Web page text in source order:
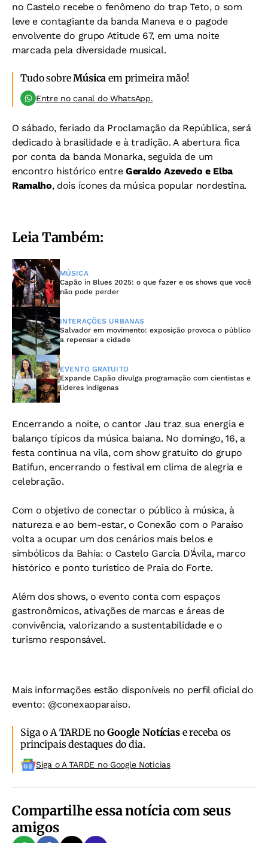
no Castelo recebe o fenômeno do trap Teto, o som
leve e contagiante da banda Maneva e o pagode
envolvente do grupo Atitude 67, em uma noite
marcada pela diversidade musical.
Tudo sobreMúsica em primeira mão!
Entre no canal do WhatsApp.
O sábado, feriado da Proclamação da República, será
dedicado à brasilidade e à tradição. A abertura fica
por conta da banda Monarka, seguida de um
encontro histórico entre Geraldo Azevedo e Elba
Ramalho, dois ícones da música popular nordestina.
Leia Também:
MÚSICA
Capão in Blues 2025: o que fazer e os shows que você
não pode perder
INTERAÇÕES URBANAS
Salvador em movimento: exposição provoca o público
a repensar a cidade
EVENTO GRATUITO
Expande Capão divulga programação com cientistas e
líderes indígenas
Encerrando a noite, o cantor Jau traz sua energia e
balanço típicos da música baiana. No domingo, 16, a
festa continua na vila, com show gratuito do grupo
Batifun, encerrando o festival em clima de alegria e
celebração.
Com o objetivo de conectar o público à música, à
natureza e ao bem-estar, o Conexão com o Paraíso
volta a ocupar um dos cenários mais belos e
simbólicos da Bahia: o Castelo Garcia D’Ávila, marco
histórico e ponto turístico de Praia do Forte.
Além dos shows, o evento conta com espaços
gastronômicos, ativações de marcas e áreas de
convivência, valorizando a sustentabilidade e o
turismo responsável.
Mais informações estão disponíveis no perfil oficial do
evento: @conexaoparaiso.
Siga o A TARDE noGoogle Notíciase receba os
principais destaques do dia.
Siga o A TARDE no Google Noticias
Compartilhe essa notícia com seus
amigos